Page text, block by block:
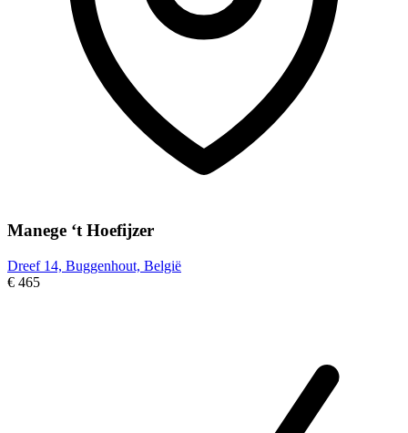
Manege ‘t Hoefijzer
Dreef 14, Buggenhout, België
€ 465